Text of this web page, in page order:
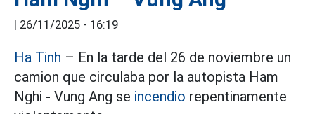
26/11/2025 - 16:19
Ha Tinh – En la tarde del 26 de noviembre un
camion que circulaba por la autopista Ham
Nghi - Vung Ang se incendio repentinamente